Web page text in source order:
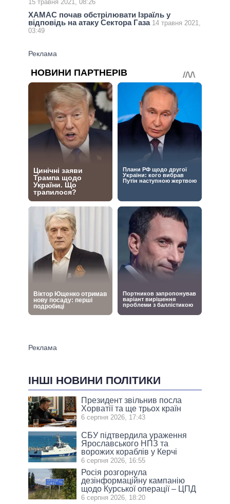
15 травня 2021, 08:26
ХАМАС почав обстрілювати Ізраїль у
відповідь на атаку Сектора Газа 14 травня 2021,
03:49
ІНШІ НОВИНИ ПОЛІТИКИ
Президент звільнив посла
Хорватії та ще трьох країн
6 серпня 2026, 17:43
СБУ підтвердила ураження
Ярославського НПЗ та
ворожих кораблів у Керчі
6 серпня 2026, 16:55
Росія розгорнула
дезінформаційну кампанію
щодо Курської операції – ЦПД
6 серпня 2026, 18:20